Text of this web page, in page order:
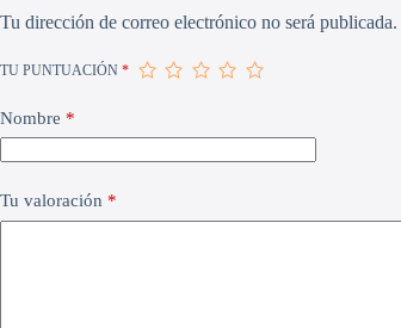
Tu dirección de correo electrónico no será publicada.
TU PUNTUACIÓN *
Nombre *
Tu valoración *